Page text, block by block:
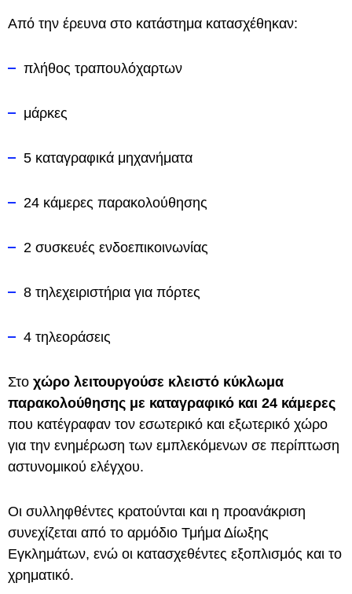
Από την έρευνα στο κατάστημα κατασχέθηκαν:
πλήθος τραπουλόχαρτων
μάρκες
5 καταγραφικά μηχανήματα
24 κάμερες παρακολούθησης
2 συσκευές ενδοεπικοινωνίας
8 τηλεχειριστήρια για πόρτες
4 τηλεοράσεις
Στο χώρο λειτουργούσε κλειστό κύκλωμα
παρακολούθησης με καταγραφικό και 24 κάμερες
που κατέγραφαν τον εσωτερικό και εξωτερικό χώρο
για την ενημέρωση των εμπλεκόμενων σε περίπτωση
αστυνομικού ελέγχου.
Οι συλληφθέντες κρατούνται και η προανάκριση
συνεχίζεται από το αρμόδιο Τμήμα Δίωξης
Εγκλημάτων, ενώ οι κατασχεθέντες εξοπλισμός και το
χρηματικό.